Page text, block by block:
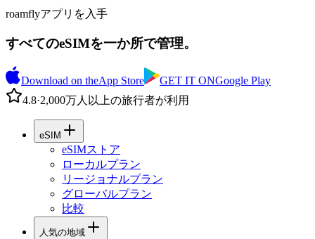
roamflyアプリを入手
すべてのeSIMを一か所で管理。
Download on theApp Store GET IT ONGoogle Play
4.8·2,000万人以上の旅行者が利用
eSIM
eSIMストア
ローカルプラン
リージョナルプラン
グローバルプラン
比較
人気の地域